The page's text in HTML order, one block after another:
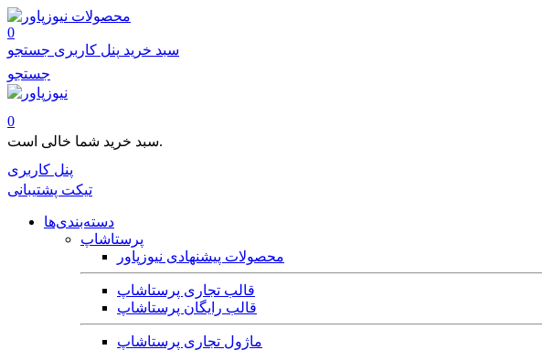
محصولات
0
سبد خرید پنل کاربری جستجو
جستجو
0
سبد خرید شما خالی است.
پنل کاربری
تیکت پشتیبانی
دسته‌بندی‌ها
پرستاشاپ
محصولات پیشنهادی نیوزپاور
قالب تجاری پرستاشاپ
قالب رایگان پرستاشاپ
ماژول تجاری پرستاشاپ